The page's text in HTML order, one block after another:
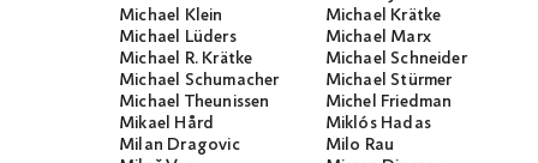
Michael Klein
Michael Krätke
Michael Lüders
Michael Marx
Michael R. Krätke
Michael Schneider
Michael Schumacher
Michael Stürmer
Michael Theunissen
Michel Friedman
Mikael Hård
Miklós Hadas
Milan Dragovic
Milo Rau